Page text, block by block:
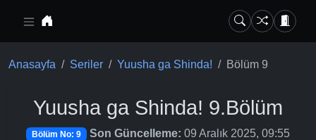
Anasayfa Seriler Yuusha ga Shinda! Bölüm 9
Yuusha ga Shinda! 9.Bölüm
Bölüm No: 9 Son Güncelleme: 09 Aralık 2025, 09:55